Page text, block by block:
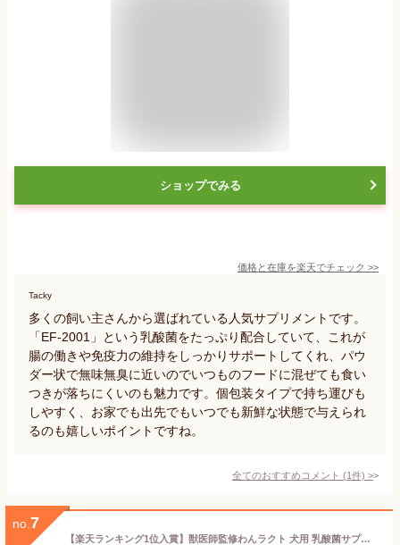
ショップでみる
価格と在庫を楽天でチェック >>
Tacky
多くの飼い主さんから選ばれている人気サプリメントです。
「EF-2001」という乳酸菌をたっぷり配合していて、これが
腸の働きや免疫力の維持をしっかりサポートしてくれ、パウ
ダー状で無味無臭に近いのでいつものフードに混ぜても食い
つきが落ちにくいのも魅力です。個包装タイプで持ち運びも
しやすく、お家でも出先でもいつでも新鮮な状態で与えられ
るのも嬉しいポイントですね。
全てのおすすめコメント (1件) >
no. 7
【楽天ランキング1位入賞】獣医師監修わんラクト 犬用 乳酸菌サプリメント 2000億個 FK-23配合 健康維持 個包装 国産 30包 (紺)